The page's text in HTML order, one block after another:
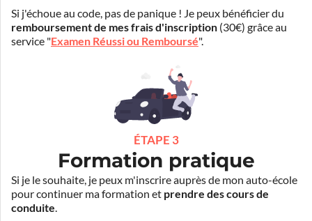
Si j'échoue au code, pas de panique ! Je peux bénéficier du
remboursement de mes frais d'inscription (30€) grâce au
service "Examen Réussi ou Remboursé".
ÉTAPE 3
Formation pratique
Si je le souhaite, je peux m'inscrire auprès de mon auto-école
pour continuer ma formation et prendre des cours de
conduite.